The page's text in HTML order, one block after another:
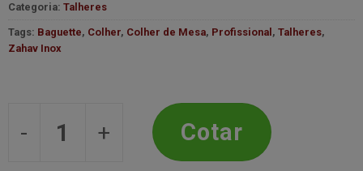
Categoria: Talheres
Tags: Baguette, Colher, Colher de Mesa, Profissional , Talheres,
Zahav Inox
Colher de Mesa - Linha Baguette -
Cotar